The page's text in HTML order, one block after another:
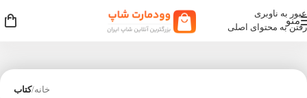
عبور به ناوبری
رفتن به محتوای اصلی
منو
خانه کتاب